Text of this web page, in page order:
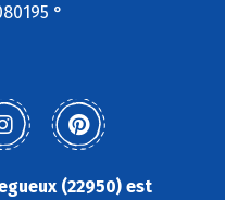
°
(22950) est